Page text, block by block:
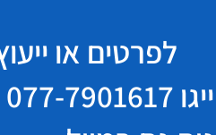
לפרטים או
077-7901617